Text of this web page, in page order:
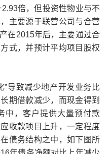
倍，但投资性物业与不
主要源于联营公司与合营
在2015年后，主要通过合
式，并预计平均项目股权
致减少地产开发业务比
期借款减少，而现金得到
中，客户提供大量预付款
收款项目上升，一定程度
债务结构之中，如下图所